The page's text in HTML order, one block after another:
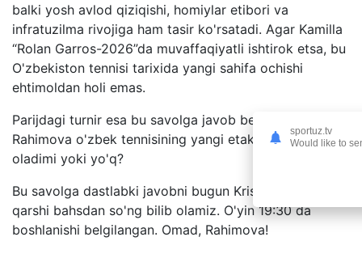
balki yosh avlod qiziqishi, homiylar etibori va
infratuzilma rivojiga ham tasir ko'rsatadi. Agar Kamilla
“Rolan Garros-2026”da muvaffaqiyatli ishtirok etsa, bu
O'zbekiston tennisi tarixida yangi sahifa ochishi
ehtimoldan holi emas.
Parijdagi turnir esa bu savolga javob beradi: Kamilla
Rahimova o'zbek tennisining yangi etakchisiga aylana
oladimi yoki yo'q?
Bu savolga dastlabki javobni bugun Kristian Jaklinga
qarshi bahsdan so'ng bilib olamiz. O'yin 19:30 da
boshlanishi belgilangan. Omad, Rahimova!
sportuz.tv
Would like to